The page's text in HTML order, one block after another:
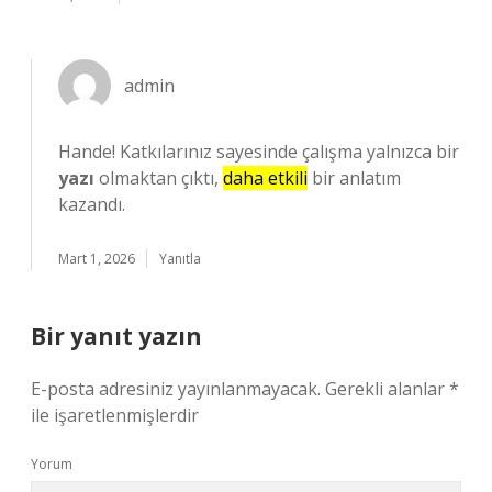
admin
Hande! Katkılarınız sayesinde çalışma yalnızca bir
yazı olmaktan çıktı, daha etkili bir anlatım
kazandı.
Mart 1, 2026 Yanıtla
Bir yanıt yazın
E-posta adresiniz yayınlanmayacak. Gerekli alanlar*
ile işaretlenmişlerdir
Yorum